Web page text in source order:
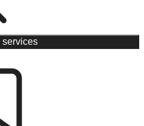
services